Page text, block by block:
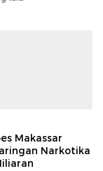
Makassar
Narkotika